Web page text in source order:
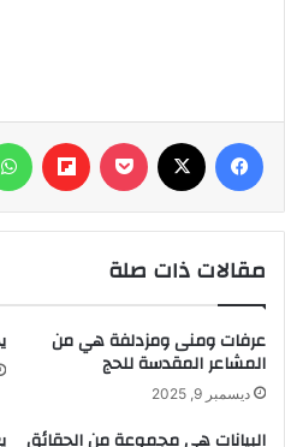
فيسبوك ‫Pocket
مقالات ذات صلة
عرفات ومنى ومزدلفة هي من
المشاعر المقدسة للحج
ديسمبر 9, 2025